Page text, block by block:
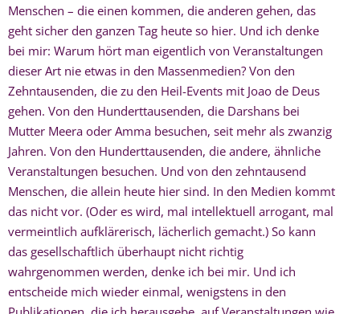
Menschen – die einen kommen, die anderen gehen, das
geht sicher den ganzen Tag heute so hier. Und ich denke
bei mir: Warum hört man eigentlich von Veranstaltungen
dieser Art nie etwas in den Massenmedien? Von den
Zehntausenden, die zu den Heil-Events mit Joao de Deus
gehen. Von den Hunderttausenden, die Darshans bei
Mutter Meera oder Amma besuchen, seit mehr als zwanzig
Jahren. Von den Hunderttausenden, die andere, ähnliche
Veranstaltungen besuchen. Und von den zehntausend
Menschen, die allein heute hier sind. In den Medien kommt
das nicht vor. (Oder es wird, mal intellektuell arrogant, mal
vermeintlich aufklärerisch, lächerlich gemacht.) So kann
das gesellschaftlich überhaupt nicht richtig
wahrgenommen werden, denke ich bei mir. Und ich
entscheide mich wieder einmal, wenigstens in den